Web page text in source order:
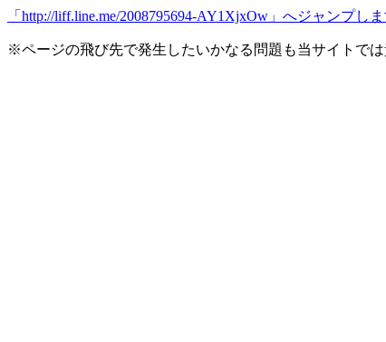
「http://liff.line.me/2008795694-AY1XjxOw」へジャンプし
※ページの飛び先で発生したいかなる問題も当サイトでは